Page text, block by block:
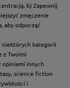
b) Zapewnij
zmęczenie
aby odpocząć
niektórych kategorii
z Twoimi
opiniami innych
science fiction
i